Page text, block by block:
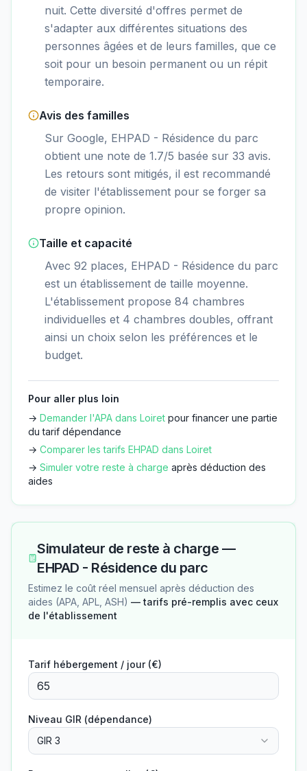
nuit. Cette diversité d'offres permet de
s'adapter aux différentes situations des
personnes âgées et de leurs familles, que ce
soit pour un besoin permanent ou un répit
temporaire.
Avis des familles
Sur Google, EHPAD - Résidence du parc
obtient une note de 1.7/5 basée sur 33 avis.
Les retours sont mitigés, il est recommandé
de visiter l'établissement pour se forger sa
propre opinion.
Taille et capacité
Avec 92 places, EHPAD - Résidence du parc
est un établissement de taille moyenne.
L'établissement propose 84 chambres
individuelles et 4 chambres doubles, offrant
ainsi un choix selon les préférences et le
budget.
Pour aller plus loin
→ Demander l'APA dans Loiret pour financer une partie
du tarif dépendance
→ Comparer les tarifs EHPAD dans Loiret
→ Simuler votre reste à charge après déduction des
aides
Simulateur de reste à charge —
EHPAD - Résidence du parc
Estimez le coût réel mensuel après déduction des
aides (APA, APL, ASH) — tarifs pré-remplis avec ceux
de l'établissement
Tarif hébergement / jour (€)
Niveau GIR (dépendance)
GIR 3